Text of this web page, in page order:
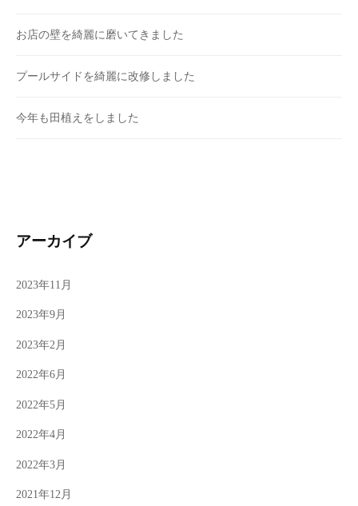
お店の壁を綺麗に磨いてきました
プールサイドを綺麗に改修しました
今年も田植えをしました
アーカイブ
2023年11月
2023年9月
2023年2月
2022年6月
2022年5月
2022年4月
2022年3月
2021年12月